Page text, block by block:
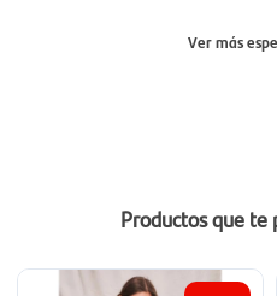
Ver más
Productos que